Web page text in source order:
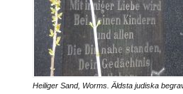
Heiliger Sand, Worms. Äldsta judiska